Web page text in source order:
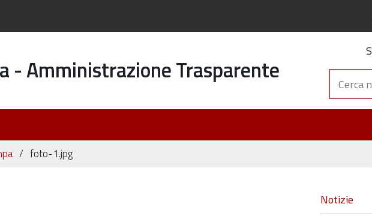
- Amministrazione Trasparente
foto-1.jpg
Notizie